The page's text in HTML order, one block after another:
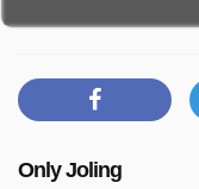
Only Joling